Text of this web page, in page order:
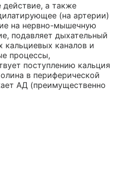
а также
(на артерии)
на нервно-мышечную
подавляет дыхательный
кальциевых каналов и
процессы,
поступлению кальция
в периферической
АД (преимущественно